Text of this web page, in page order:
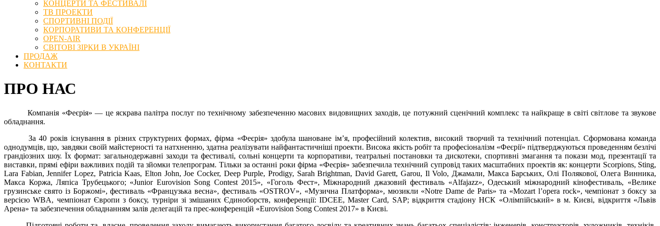
КОНЦЕРТИ ТА ФЕСТИВАЛІ
ТВ ПРОЕКТИ
СПОРТИВНІ ПОДІЇ
КОРПОРАТИВИ ТА КОНФЕРЕНЦІЇ
OPEN-AIR
СВІТОВІ ЗІРКИ В УКРАЇНІ
ПРОДАЖ
КОНТАКТИ
ПРО НАС
Компанія «Феєрія» — це яскрава палітра послуг по технічному забезпеченню масових видовищних заходів, це потужний сценічний комплекс та найкраще в світі світлове та звукове
обладнання.
За 40 років існування в різних структурних формах, фірма «Феєрія» здобула шановане ім’я, професійний колектив, високий творчий та технічний потенціал. Сформована команда
однодумців, що, завдяки своїй майстерності та натхненню, здатна реалізувати найфантастичніші проекти. Висока якість робіт та професіоналізм «Феєрії» підтверджуються проведенням безлічі
грандіозних шоу. Їх формат: загальнодержавні заходи та фестивалі, сольні концерти та корпоративи, театральні постановки та дискотеки, спортивні змагання та покази мод, презентації та
виставки, прямі ефіри важливих подій та зйомки телепрограм. Тільки за останні роки фірма «Феєрія» забезпечила технічний супровід таких масштабних проектів як: концерти Scorpions, Sting,
Lara Fabian, Jennifer Lopez, Patricia Kaas, Elton John, Joe Cocker, Deep Purple, Prodigy, Sarah Brightman, David Garett, Garou, Il Volo, Джамали, Макса Барських, Олі Полякової, Олега Винника,
Макса Коржа, Ляпіса Трубецького; «Junior Eurovision Song Contest 2015», «Гоголь Фест», Міжнародний джазовий фестиваль «Alfajazz», Одеський міжнародний кінофестиваль, «Велике
грузинське свято із Боржомі», фестиваль «Французька весна», фестиваль «OSTROV», «Музична Платформа», мюзикли «Notre Dame de Paris» та «Mozart l’opera rock», чемпіонат з боксу за
версією WBA, чемпіонат Європи з боксу, турніри зі змішаних Єдиноборств, конференції: IDCEE, Master Card, SAP; відкриття стадіону НСК «Олімпійський» в м. Києві, відкриття «Львів
Арена» та забезпечення обладнанням залів делегацій та прес-конференцій «Eurovision Song Contest 2017» в Києві.